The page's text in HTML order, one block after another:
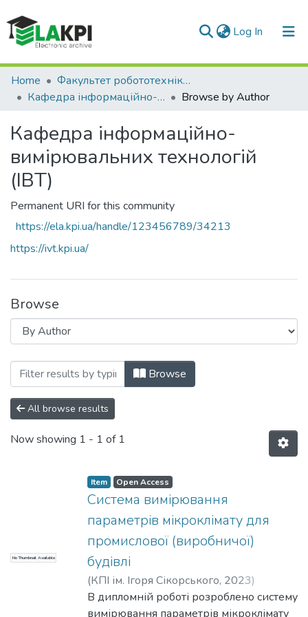
Log In (current)
Communities & Collections
All of DSpace
Home
Факультет робототехніки та приладобудування (ФРП)
Кафедра інформаційно-вимірювальних технологій (ІВТ)
Browse by Author
Кафедра інформаційно-
вимірювальних технологій
(ІВТ)
Permanent URI for this community
https://ela.kpi.ua/handle/123456789/34213
https://ivt.kpi.ua/
Browse
Browsing Кафедра інформаційно-
Browse
All browse results
Now showing 1 - 1 of 1
No Thumbnail Available
Item Open Access
Система вимірювання
параметрів мікроклімату для
промислової (виробничої)
будівлі
(КПІ ім. Ігоря Сікорського, 2023)
Бачинський, Андрій Віталійович ;Года,
Ольга Юріївна
В дипломній роботі розроблено систему
вимірювання параметрів мікроклімату